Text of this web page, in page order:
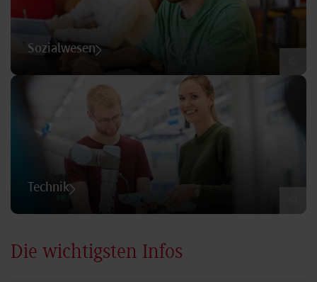
Sozialwesen
Technik
Die wichtigsten Infos